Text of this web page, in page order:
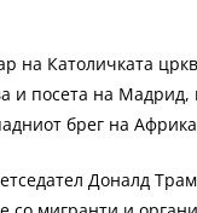
на Католичката
и посета на
брег на
Доналд